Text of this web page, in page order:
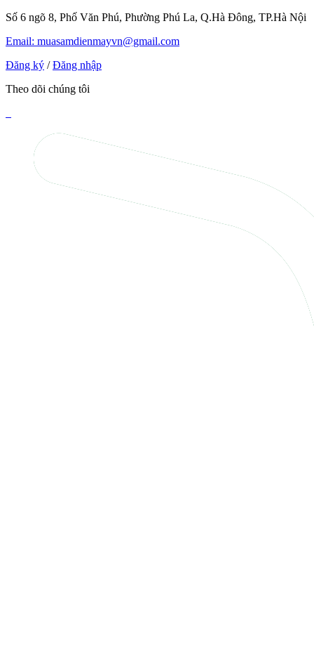
Số 6 ngõ 8, Phố Văn Phú, Phường Phú La, Q.Hà Đông, TP.Hà Nội
Email: muasamdienmayvn@gmail.com
Đăng ký / Đăng nhập
Theo dõi chúng tôi